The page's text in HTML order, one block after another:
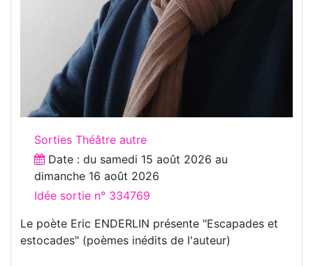
Sorties Théâtre autre
Date : du samedi 15 août 2026 au
dimanche 16 août 2026
Idée sortie n° 334769
Le poète Eric ENDERLIN présente "Escapades et
estocades" (poèmes inédits de l'auteur)